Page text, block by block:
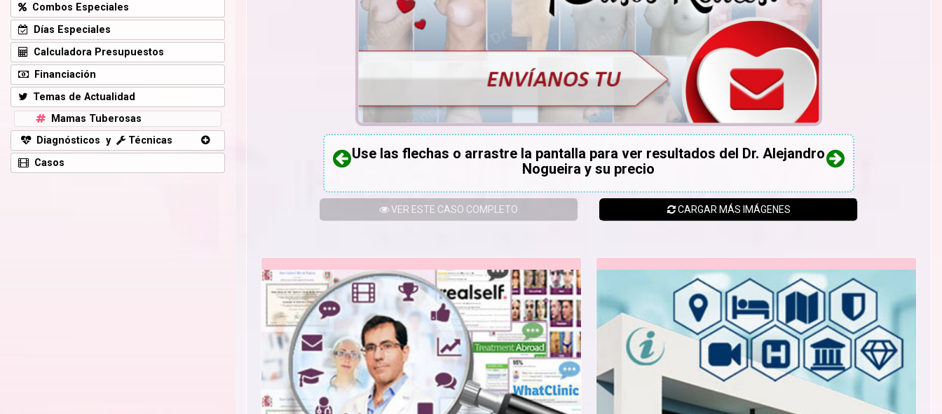
Use las flechas o arrastre la pantalla para ver resultados del Dr. Alejandro
Nogueira y su precio
VER ESTE CASO COMPLETO CARGAR MÁS IMÁGENES
Combos Especiales
Días Especiales
Calculadora Presupuestos
Financiación
Temas de Actualidad
Mamas Tuberosas
Diagnósticos y
Técnicas
Casos